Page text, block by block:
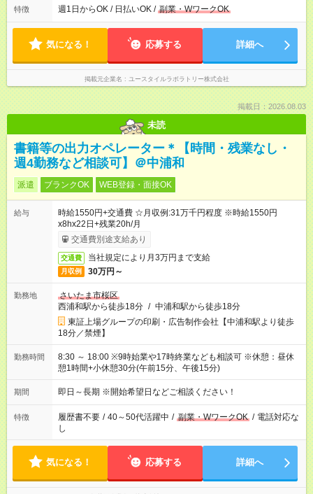
ら翌7時 ■23時から翌8時 ■24時から翌9時 など ※上記の時間
ます。 ※曜日固定（毎週同じ曜日での勤務となります）
特徴 週1日からOK / 日払いOK / 副業・WワークOK
気になる！ 応募する 詳細へ
掲載元企業名 ユースタイルラボラトリー株式会社
掲載日：2026.08.03
未読
書籍等の出力オペレーター＊【時間・残業なし・
週4勤務など相談可】＠中浦和
派遣 ブランクOK WEB登録・面接OK
給与
時給1550円+交通費 ☆月収例:31万千円程度 ※時給1550円
x8hx22日+残業20h/月
交通費別途支給あり
交通費 当社規定により月3万円まで支給
月収例 30万円～
勤務地
さいたま市桜区
西浦和駅から徒歩18分 / 中浦和駅から徒歩18分
東証上場グループの印刷・広告制作会社【中浦和駅より徒歩
18分／禁煙】
勤務時間
8:30 ～ 18:00 ※9時始業や17時終業なども相談可 ※休憩：昼休
憩1時間+小休憩30分(午前15分、午後15分)
期間 即日～長期 ※開始希望日などご相談ください！
特徴 履歴書不要 / 40～50代活躍中 / 副業・WワークOK / 電話対応な
し
気になる！ 応募する 詳細へ